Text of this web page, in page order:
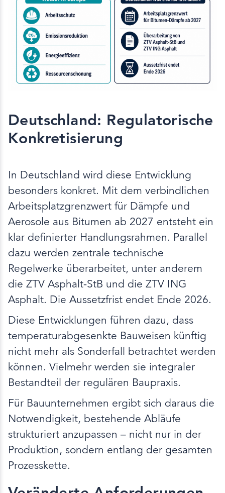
Deutschland: Regulatorische
Konkretisierung
In Deutschland wird diese Entwicklung
besonders konkret. Mit dem verbindlichen
Arbeitsplatzgrenzwert für Dämpfe und
Aerosole aus Bitumen ab 2027 entsteht ein
klar definierter Handlungsrahmen. Parallel
dazu werden zentrale technische
Regelwerke überarbeitet, unter anderem
die ZTV Asphalt-StB und die ZTV ING
Asphalt. Die Aussetzfrist endet Ende 2026.
Diese Entwicklungen führen dazu, dass
temperaturabgesenkte Bauweisen künftig
nicht mehr als Sonderfall betrachtet werden
können. Vielmehr werden sie integraler
Bestandteil der regulären Baupraxis.
Für Bauunternehmen ergibt sich daraus die
Notwendigkeit, bestehende Abläufe
strukturiert anzupassen – nicht nur in der
Produktion, sondern entlang der gesamten
Prozesskette.